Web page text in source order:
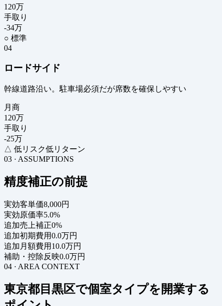
120万
手取り
-34万
○ 標準
04
ロードサイド
幹線道路沿い。駐車場必須だが席数を確保しやすい
月商
120万
手取り
-25万
△ 低リスク低リターン
03 · ASSUMPTIONS
精度補正の前提
実効客単価8,000円
実効原価率5.0%
追加売上補正0%
追加初期費用0.0万円
追加月額費用 10.0万円
補助・控除反映0.0万円
04 · AREA CONTEXT
東京都目黒区で個室タイプを開業する